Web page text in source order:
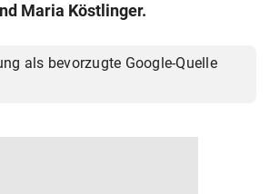
Maria Köstlinger.
als bevorzugte Google-Quelle